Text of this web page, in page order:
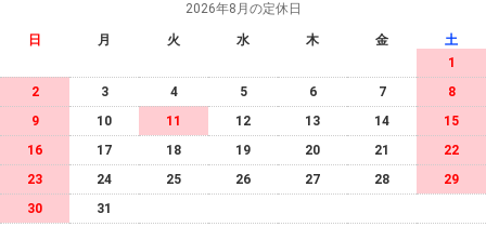
2026年8月の定休日
日 月 火 水 木 金
土
1
2
3 4 5 6 7
8
9
10 11 12 13 14
15
16
17 18 19 20 21
22
23
24 25 26 27 28
29
30
31